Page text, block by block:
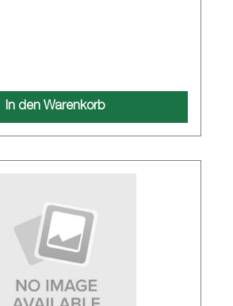
In den Warenkorb